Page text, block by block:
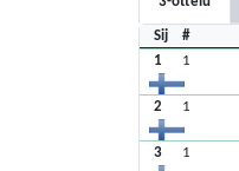
Sij #
1
1
2 1
3 1